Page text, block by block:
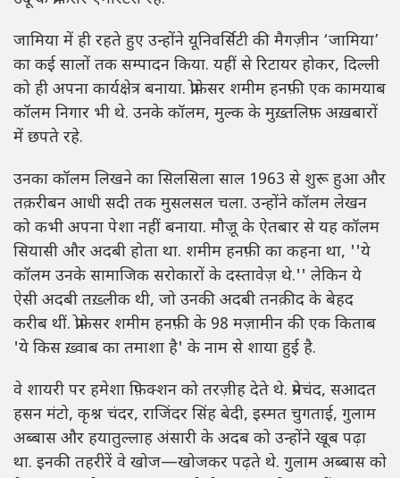
जामिया में ही रहते हुए उन्होंने यूनिवर्सिटी की मैगज़ीन ‘जामिया’
का कई सालों तक सम्पादन किया. यहीं से रिटायर होकर, दिल्ली
को ही अपना कार्यक्षेत्र बनाया. प्रोफ़ेसर शमीम हनफ़ी एक कामयाब
कॉलम निगार भी थे. उनके कॉलम, मुल्क के मुख़्तलिफ़ अख़बारों
में छपते रहे.
उनका कॉलम लिखने का सिलसिला साल 1963 से शुरू हुआ और
तक़रीबन आधी सदी तक मुसलसल चला. उन्होंने कॉलम लेखन
को कभी अपना पेशा नहीं बनाया. मौज़ू के ऐतबार से यह कॉलम
सियासी और अदबी होता था. शमीम हनफ़ी का कहना था, ''ये
कॉलम उनके सामाजिक सरोकारों के दस्तावेज़ थे.'' लेकिन ये
ऐसी अदबी तख़्लीक थी, जो उनकी अदबी तनक़ीद के बेहद
करीब थीं. प्रोफ़ेसर शमीम हनफ़ी के 98 मज़ामीन की एक किताब
'ये किस ख़्वाब का तमाशा है' के नाम से शाया हुई है.
वे शायरी पर हमेशा फ़िक्शन को तरज़ीह देते थे. प्रेमचंद, सआदत
हसन मंटो, कृश्न चंदर, राजिंदर सिंह बेदी, इस्मत चुगताई, गुलाम
अब्बास और हयातुल्लाह अंसारी के अदब को उन्होंने खूब पढ़ा
था. इनकी तहरीरें वे खोज—खोजकर पढ़ते थे. गुलाम अब्बास को